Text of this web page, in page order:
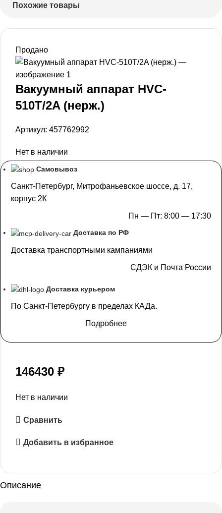
Похожие товары
Продано
Вакуумный аппарат HVC-
510T/2A (нерж.)
Артикул: 457762992
Нет в наличии
Самовывоз
Санкт-Петербург, Митрофаньевское шоссе, д. 17,
корпус 2К
Пн — Пт: 8:00 — 17:30
Доставка по РФ
Доставка транспортными кампаниями
СДЭК и Почта России
Доставка курьером
По Санкт-Петербургу в пределах КАДа.
Подробнее
146430 ₽
Нет в наличии
Сравнить
Добавить в избранное
Описание